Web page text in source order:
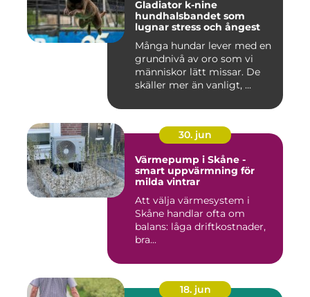
Gladiator k-nine
hundhalsbandet som
lugnar stress och ångest
Många hundar lever med en
grundnivå av oro som vi
människor lätt missar. De
skäller mer än vanligt, ...
30. jun
Värmepump i Skåne -
smart uppvärmning för
milda vintrar
Att välja värmesystem i
Skåne handlar ofta om
balans: låga driftkostnader,
bra...
18. jun